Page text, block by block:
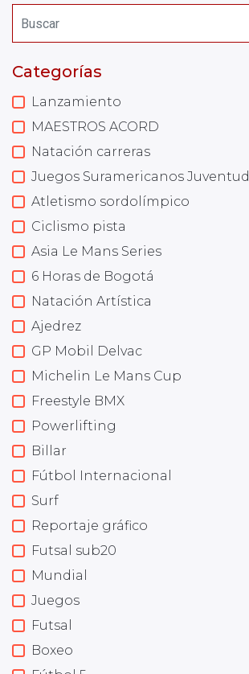
Categorías
Lanzamiento
MAESTROS ACORD
Natación carreras
Juegos Suramericanos Juventud
Atletismo sordolímpico
Ciclismo pista
Asia Le Mans Series
6 Horas de Bogotá
Natación Artística
Ajedrez
GP Mobil Delvac
Michelin Le Mans Cup
Freestyle BMX
Powerlifting
Billar
Fútbol Internacional
Surf
Reportaje gráfico
Futsal sub20
Mundial
Juegos
Futsal
Boxeo